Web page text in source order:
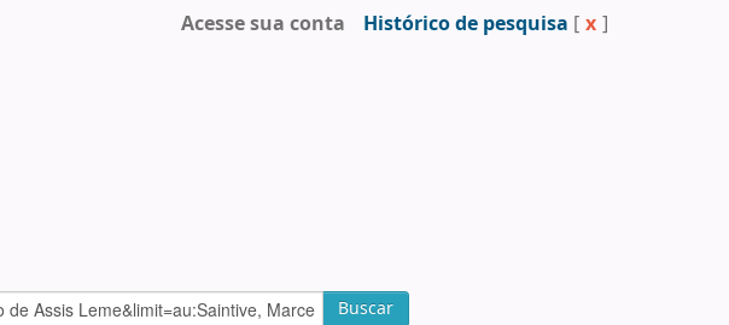
Acesse sua conta Histórico de pesquisa [ x ]
Buscar